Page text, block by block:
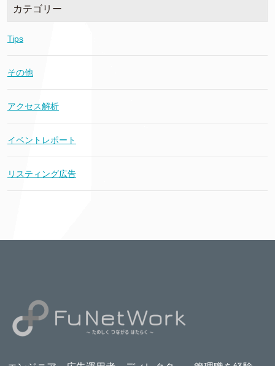
カテゴリー
Tips
その他
アクセス解析
イベントレポート
リスティング広告